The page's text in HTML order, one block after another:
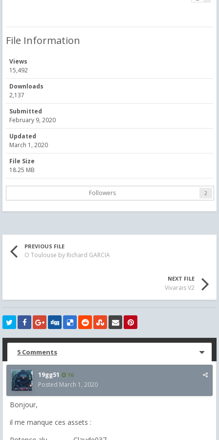
File Information
Views
15,492
Downloads
2,137
Submitted
February 9, 2020
Updated
March 1, 2020
File Size
18.25 MB
Followers 2
PREVIOUS FILE
O Toulouse by Richard GARCIA
NEXT FILE
Vivarais V2
5 Comments
19gg51 16
Posted March 1, 2020
Bonjour,
il me manque ces assets :